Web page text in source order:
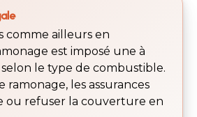
comme ailleurs en
est imposé une à
le type de combustible.
ramonage, les assurances
ou refuser la couverture en